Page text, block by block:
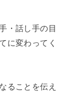
・話し手の目
に変わってく
ることを伝え